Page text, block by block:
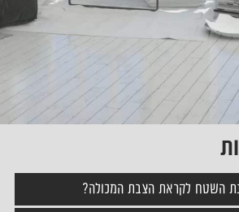
השטח לקראת הצבת המכולה?